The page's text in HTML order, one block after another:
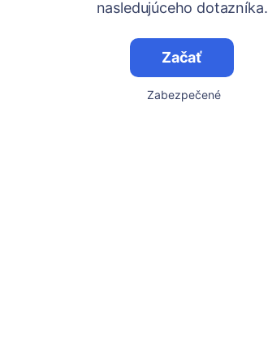
nasledujúceho dotazníka.
Začať
Zabezpečené